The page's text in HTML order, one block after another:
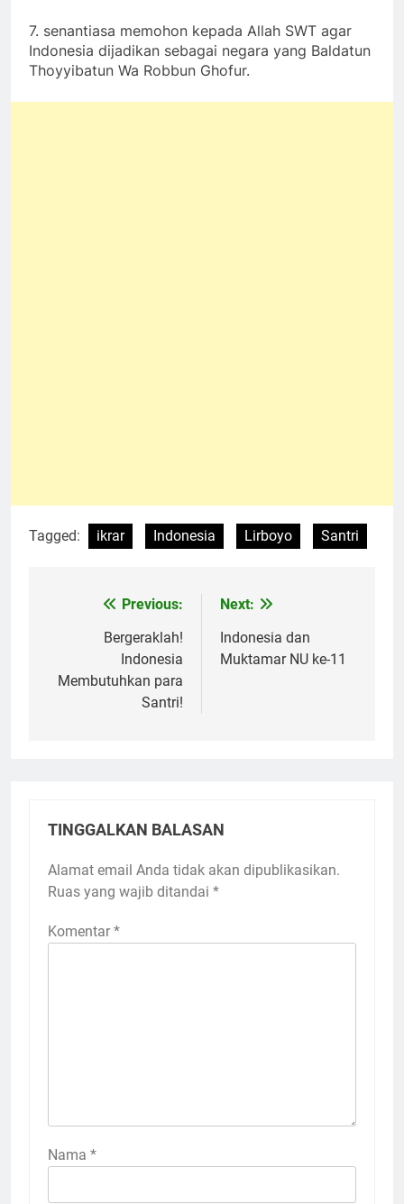
7. senantiasa memohon kepada Allah SWT agar
Indonesia dijadikan sebagai negara yang Baldatun
Thoyyibatun Wa Robbun Ghofur.
Tagged: ikrar Indonesia Lirboyo Santri
NavigasiPrevious:
Bergeraklah!
Indonesia
Membutuhkan para
Santri!
Next:
Indonesia dan
Muktamar NU ke-11
TINGGALKAN BALASAN
Alamat email Anda tidak akan dipublikasikan.
Ruas yang wajib ditandai *
Komentar *
Nama *